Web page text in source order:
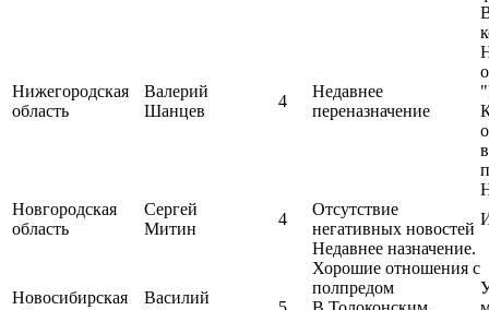
Нижегородская
область
Валерий
Шанцев
4
Недавнее
переназначение
Новгородская
область
Сергей
Митин
4
Отсутствие
негативных новостей
Новосибирская
Василий
Недавнее назначение.
Хорошие отношения с
полпредом